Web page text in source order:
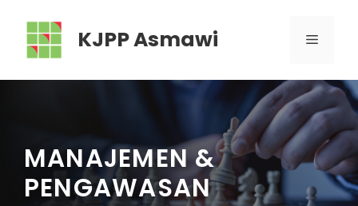
content
KJPP Asmawi MENU
MANAJEMEN &
PENGAWASAN